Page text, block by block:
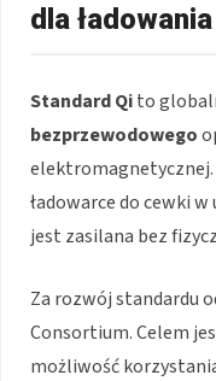
dla
Standard Qito
bezprzewodowego
elektromagnetycznej.
ładowarce do cewki
jest zasilana bez
Za rozwój standardu
Consortium. Celem
możliwość